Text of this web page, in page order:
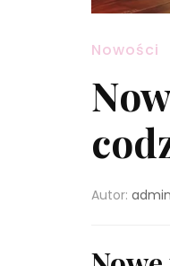
Nowości
Autor: admin